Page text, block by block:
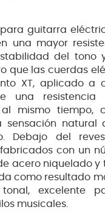
para guitarra
una mayor
del tono
que las cuerdas
XT, aplicado a
una
al mismo tiempo,
sensación natural
Debajo del
con un
acero niquelado y
como resultado
tonal, excelente
musicales.